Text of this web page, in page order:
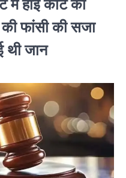
फांसी की सजा
थी जान